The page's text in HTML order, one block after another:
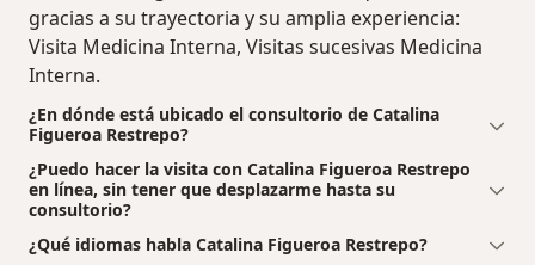
gracias a su trayectoria y su amplia experiencia:
Visita Medicina Interna, Visitas sucesivas Medicina
Interna.
¿En dónde está ubicado el consultorio de Catalina
Figueroa Restrepo?
¿Puedo hacer la visita con Catalina Figueroa Restrepo
en línea, sin tener que desplazarme hasta su
consultorio?
¿Qué idiomas habla Catalina Figueroa Restrepo?